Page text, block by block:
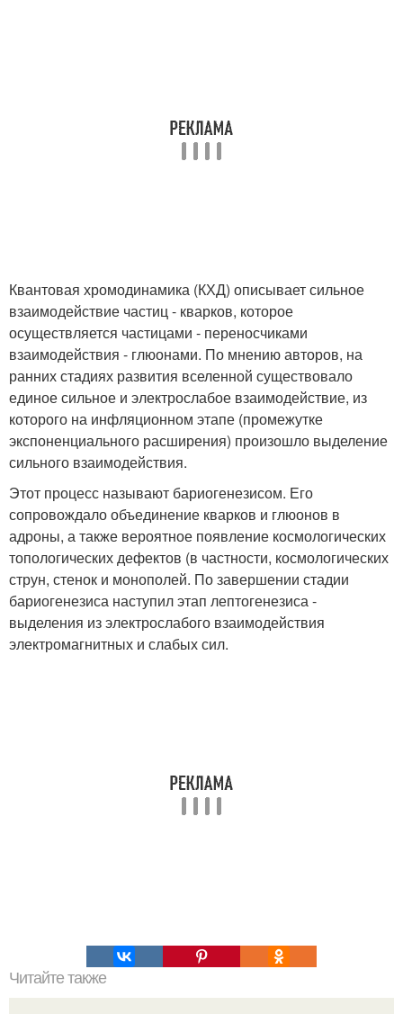
Квантовая хромодинамика (КХД) описывает сильное
взаимодействие частиц - кварков, которое
осуществляется частицами - переносчиками
взаимодействия - глюонами. По мнению авторов, на
ранних стадиях развития вселенной существовало
единое сильное и электрослабое взаимодействие, из
которого на инфляционном этапе (промежутке
экспоненциального расширения) произошло выделение
сильного взаимодействия.
Этот процесс называют бариогенезисом. Его
сопровождало объединение кварков и глюонов в
адроны, а также вероятное появление космологических
топологических дефектов (в частности, космологических
струн, стенок и монополей. По завершении стадии
бариогенезиса наступил этап лептогенезиса -
выделения из электрослабого взаимодействия
электромагнитных и слабых сил.
Читайте также